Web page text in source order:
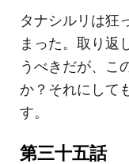
タナシルリは狂
まった。取り返
うべきだが、こ
か？それにして
す。
第三十五話